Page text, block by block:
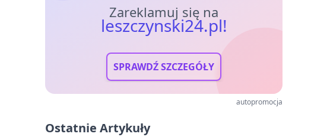
Zareklamuj się na
leszczynski24.pl!
SPRAWDŹ SZCZEGÓŁY
autopromocja
Ostatnie Artykuły